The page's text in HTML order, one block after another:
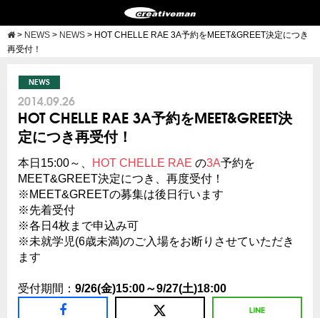
> NEWS > NEWS > HOT CHELLE RAE 3A予約をMEET&GREET決定につき
再受付！
NEWS
2014.09.26
HOT CHELLE RAE 3A予約をMEET&GREET決
定につき再受付！
本日15:00～、 HOT CHELLE RAE の3A予約を
MEET&GREET決定につき、再度受付！
※MEET&GREETの募集は後日行います
※先着受付
※各日4枚まで申込み可
※未就学児(6歳未満)のご入場をお断りさせていただき
ます
受付期間： 9/26(金)15:00～9/27(土)18:00